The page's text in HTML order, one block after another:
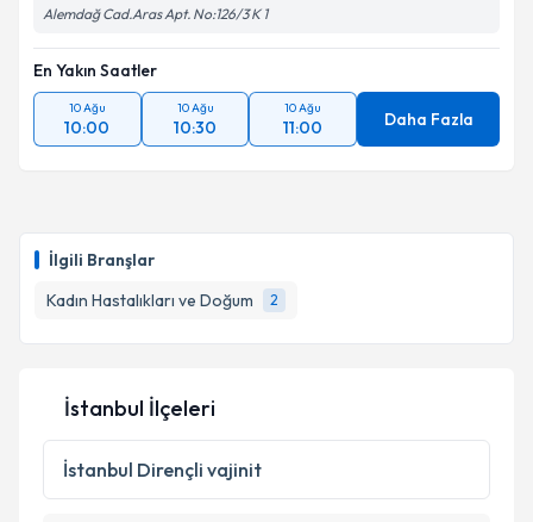
İlgili Branşlar
Kadın Hastalıkları ve Doğum
2
Alemdağ Cad.Aras Apt. No:126/3 K 1
En Yakın Saatler
10 Ağu
10:00
10 Ağu
10:30
10 Ağu
11:00 Daha Fazla
İstanbul İlçeleri
İstanbul Dirençli vajinit